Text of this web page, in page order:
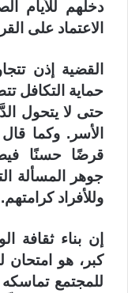
دخلهم للأيام
الاعتماد على
القضية إذن
حماية التكافل
حتى لا يتحول
الأسر. وكما
قرضًا حسنًا
جوهر المسألة
وللأفراد كرامتهم.
إن بناء ثقافة
كبر، هو امتحان
للمجتمع تماسكه